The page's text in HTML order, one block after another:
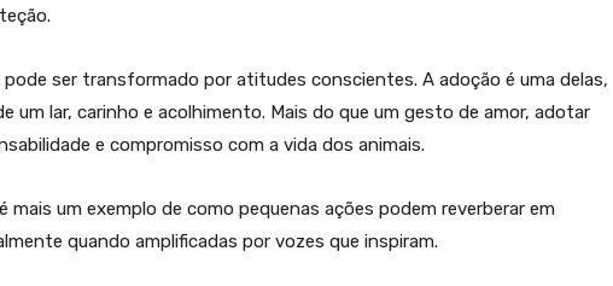
ser transformado por atitudes conscientes. A adoção é uma delas,
um lar, carinho e acolhimento. Mais do que um gesto de amor, adotar
e compromisso com a vida dos animais.
mais um exemplo de como pequenas ações podem reverberar em
quando amplificadas por vozes que inspiram.